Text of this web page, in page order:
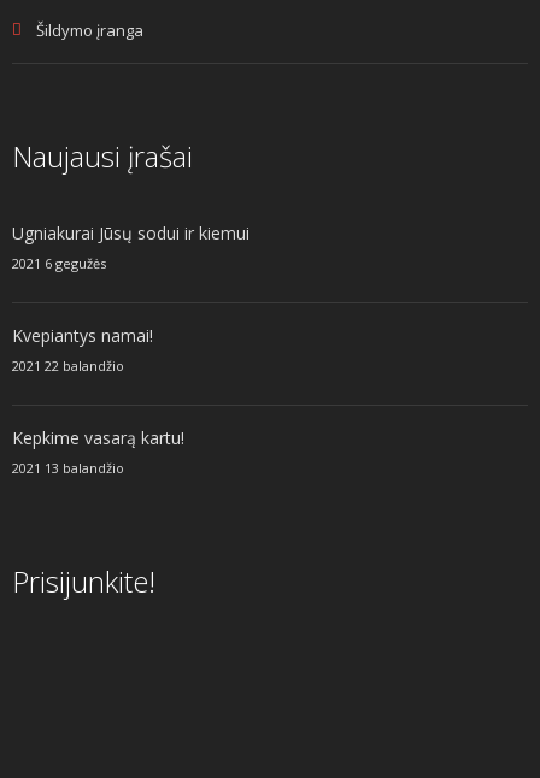
Šildymo įranga
Naujausi įrašai
Ugniakurai Jūsų sodui ir kiemui
2021 6 gegužės
Kvepiantys namai!
2021 22 balandžio
Kepkime vasarą kartu!
2021 13 balandžio
Prisijunkite!